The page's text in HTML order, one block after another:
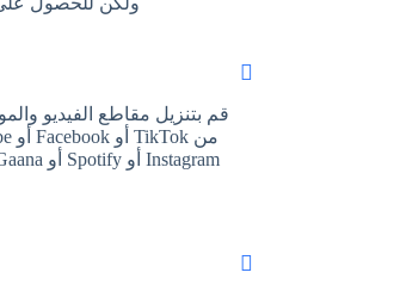
قم بتنزيل مقاطع الفيديو